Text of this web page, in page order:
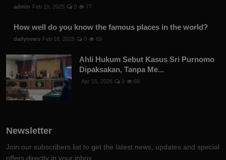
admin Feb 19, 2025 0 77
How well do you know the famous places in the world?
dailynews Feb 18, 2025 0 69
Ahli Hukum Sebut Kasus Sri Purnomo
Dipaksakan, Tanpa Me...
Apr 15, 2026 0 68
Newsletter
Join our subscribers list to get the latest news, updates and special
offers directly in your inbox